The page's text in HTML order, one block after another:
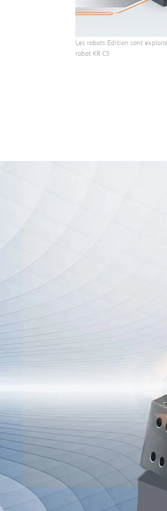
Les robots Edition sont
robot KR C5